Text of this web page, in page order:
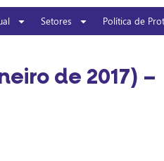
Setores Política de
de 2017) –